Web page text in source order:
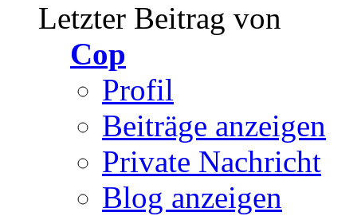
Letzter Beitrag von
Cop
Profil
Beiträge anzeigen
Private Nachricht
Blog anzeigen